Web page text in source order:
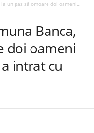
un pas să omoare doi oameni...
Banca,
doi oameni
intrat cu